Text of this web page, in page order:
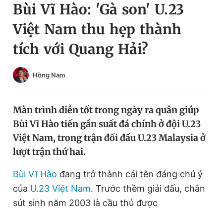
Chuyên mục
Chuyên mục khác
Chào ngày mới
Tin thị trường
Video Magazine
Sản phẩm khác
Tiện ích Bạn cần biết
Đổi mật khẩu
Tin đã lưu
Bùi Vĩ Hào: 'Gà son' U.23
Việt Nam thu hẹp thành
tích với Quang Hải?
Hồng Nam
Màn trình diễn tốt trong ngày ra quân giúp
Bùi Vĩ Hào tiến gần suất đá chính ở đội U.23
Việt Nam, trong trận đối đầu U.23 Malaysia ở
lượt trận thứ hai.
Bùi Vĩ Hào đang trở thành cái tên đáng chú ý
của U.23 Việt Nam. Trước thềm giải đấu, chân
sút sinh năm 2003 là cầu thủ được